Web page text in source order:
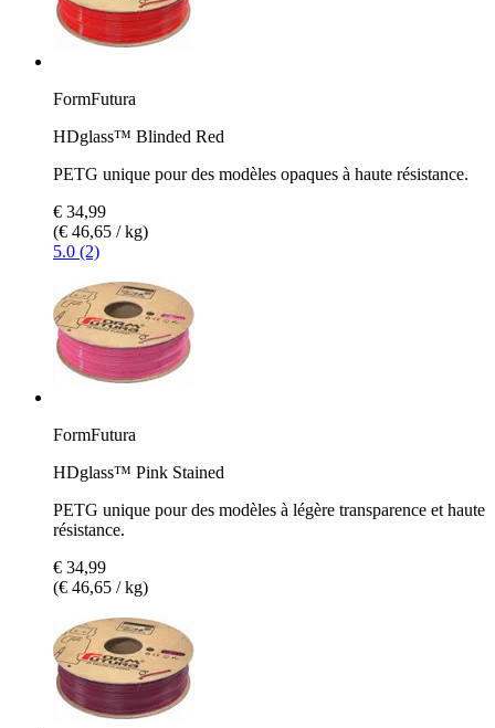
FormFutura
HDglass™ Blinded Red
PETG unique pour des modèles opaques à haute résistance.
€ 34,99
(€ 46,65 / kg)
5.0 (2)
FormFutura
HDglass™ Pink Stained
PETG unique pour des modèles à légère transparence et haute
résistance.
€ 34,99
(€ 46,65 / kg)